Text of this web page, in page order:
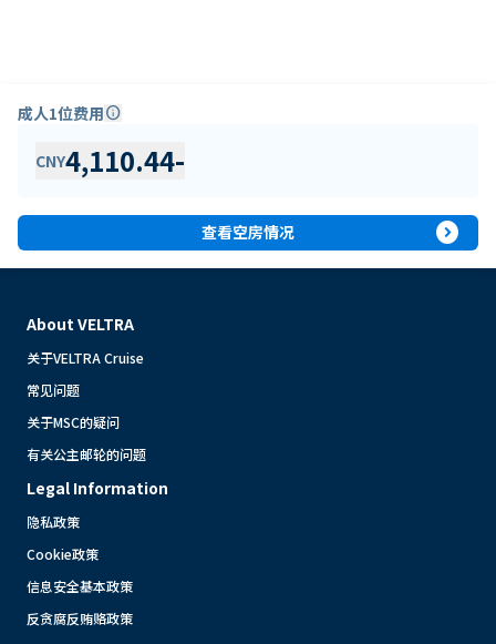
成人1位费用info
CNY4,110.44-
查看空房情况 expand_circle_right
About VELTRA
关于VELTRA Cruise
常见问题
关于MSC的疑问
有关公主邮轮的问题
Legal Information
隐私政策
Cookie政策
信息安全基本政策
反贪腐反贿赂政策